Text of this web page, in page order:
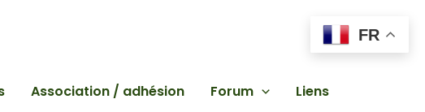
Association / adhésion Forum Liens
FR